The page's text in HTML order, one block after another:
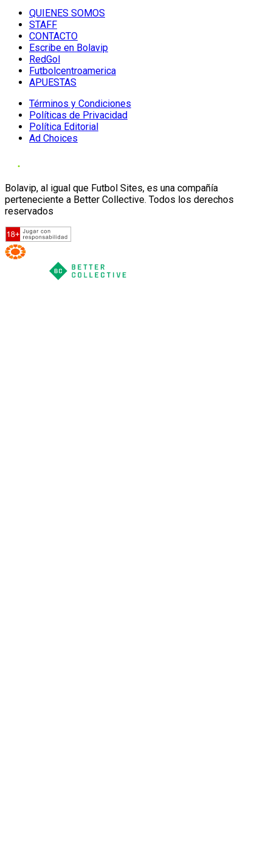
QUIENES SOMOS
STAFF
CONTACTO
Escribe en Bolavip
RedGol
Futbolcentroamerica
APUESTAS
Términos y Condiciones
Políticas de Privacidad
Política Editorial
Ad Choices
Bolavip, al igual que Futbol Sites, es una compañía
perteneciente a Better Collective. Todos los derechos
reservados